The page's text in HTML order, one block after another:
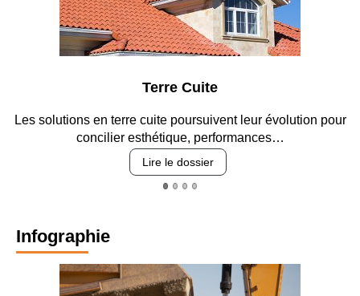
Entre circulation, sécurisation des accès, durabilité
revêtements et intégration…
Lire le dossier
Infographie